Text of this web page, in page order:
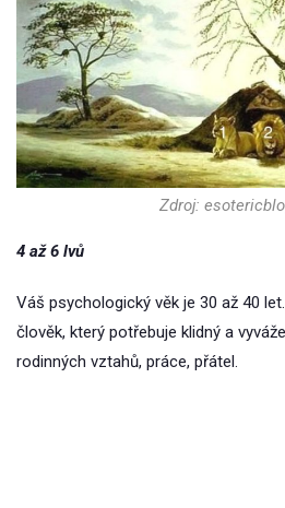
Zdroj:
4 až 6 lvů
Váš psychologický věk je 30 až 40
člověk, který potřebuje klidný a
rodinných vztahů, práce, přátel.